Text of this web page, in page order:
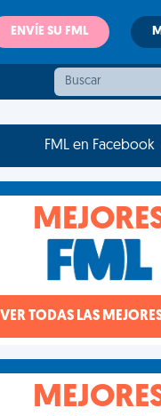
ENVÍE SU FML
FML en Facebook
VER TODAS LAS